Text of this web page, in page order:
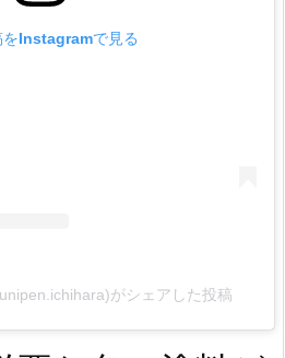
をInstagramで見る
がシェアした投稿